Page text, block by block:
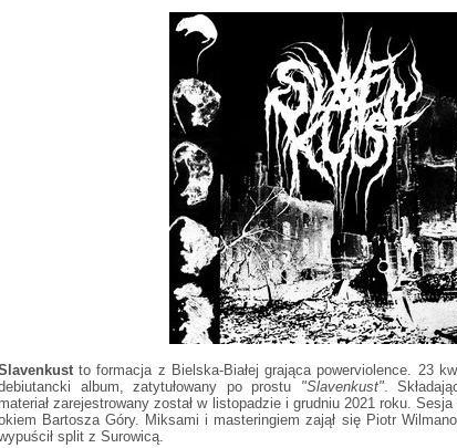
to formacja z Bielska-Białej grająca powerviolence. 23
album, zatytułowany po prostu "Slavenkust".
materiał zarejestrowany został w listopadzie i grudniu 2021 roku. Sesja
Bartosza Góry. Miksami i masteringiem zajął się Piotr
split z Surowicą.